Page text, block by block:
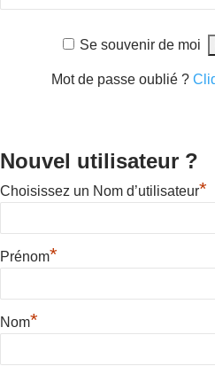
Se souvenir de moi
Mot de passe oublié ?
Nouvel utilisateur ?
Choisissez un Nom d’utilisateur*
Prénom*
Nom*